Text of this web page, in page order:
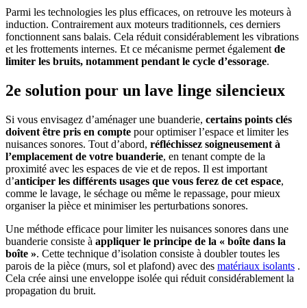
Parmi les technologies les plus efficaces, on retrouve les moteurs à
induction. Contrairement aux moteurs traditionnels, ces derniers
fonctionnent sans balais. Cela réduit considérablement les vibrations
et les frottements internes. Et ce mécanisme permet également de
limiter les bruits, notamment pendant le cycle d’essorage.
2e solution pour un lave linge silencieux
Si vous envisagez d’aménager une buanderie, certains points clés
doivent être pris en compte pour optimiser l’espace et limiter les
nuisances sonores. Tout d’abord, réfléchissez soigneusement à
l’emplacement de votre buanderie, en tenant compte de la
proximité avec les espaces de vie et de repos. Il est important
d’anticiper les différents usages que vous ferez de cet espace,
comme le lavage, le séchage ou même le repassage, pour mieux
organiser la pièce et minimiser les perturbations sonores.
Une méthode efficace pour limiter les nuisances sonores dans une
buanderie consiste à appliquer le principe de la « boîte dans la
boîte ». Cette technique d’isolation consiste à doubler toutes les
parois de la pièce (murs, sol et plafond) avec des matériaux isolants .
Cela crée ainsi une enveloppe isolée qui réduit considérablement la
propagation du bruit.